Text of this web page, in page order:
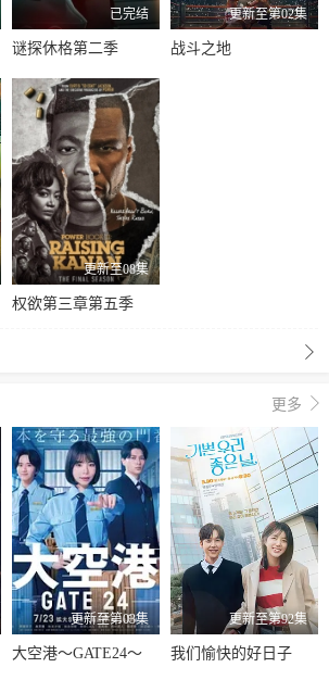
已完结
谜探休格第二季
更新至第02集
战斗之地
更新至08集
权欲第三章第五季
更多
更新至第03集
大空港～GATE24～
更新至第92集
我们愉快的好日子